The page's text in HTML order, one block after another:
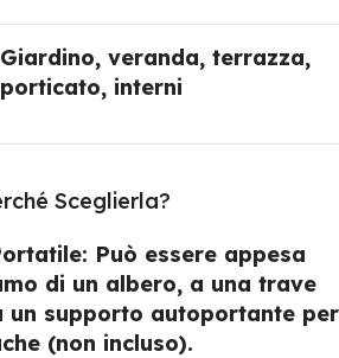
Giardino, veranda, terrazza,
porticato, interni
Sceglierla?
Può essere appesa
di un albero, a una trave
un supporto autoportante per
(non incluso).